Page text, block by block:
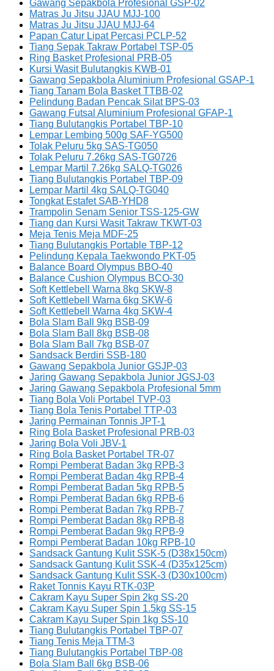
Gawang Sepakbola Profesional GSP-02
Matras Ju Jitsu JJAU MJJ-100
Matras Ju Jitsu JJAU MJJ-64
Papan Catur Lipat Percasi PCLP-52
Tiang Sepak Takraw Portabel TSP-05
Ring Basket Profesional PRB-05
Kursi Wasit Bulutangkis KWB-01
Gawang Sepakbola Aluminium Profesional GSAP-1
Tiang Tanam Bola Basket TTBB-02
Pelindung Badan Pencak Silat BPS-03
Gawang Futsal Aluminium Profesional GFAP-1
Tiang Bulutangkis Portabel TBP-10
Lempar Lembing 500g SAF-YG500
Tolak Peluru 5kg SAS-TG050
Tolak Peluru 7.26kg SAS-TG0726
Lempar Martil 7.26kg SALQ-TG026
Tiang Bulutangkis Portabel TBP-09
Lempar Martil 4kg SALQ-TG040
Tongkat Estafet SAB-YHD8
Trampolin Senam Senior TSS-125-GW
Tiang dan Kursi Wasit Takraw TKWT-03
Meja Tenis Meja MDF-25
Tiang Bulutangkis Portable TBP-12
Pelindung Kepala Taekwondo PKT-05
Balance Board Olympus BBO-40
Balance Cushion Olympus BCO-30
Soft Kettlebell Warna 8kg SKW-8
Soft Kettlebell Warna 6kg SKW-6
Soft Kettlebell Warna 4kg SKW-4
Bola Slam Ball 9kg BSB-09
Bola Slam Ball 8kg BSB-08
Bola Slam Ball 7kg BSB-07
Sandsack Berdiri SSB-180
Gawang Sepakbola Junior GSJP-03
Jaring Gawang Sepakbola Junior JGSJ-03
Jaring Gawang Sepakbola Profesional 5mm
Tiang Bola Voli Portabel TVP-03
Tiang Bola Tenis Portabel TTP-03
Jaring Permainan Tonnis JPT-1
Ring Bola Basket Profesional PRB-03
Jaring Bola Voli JBV-1
Ring Bola Basket Portabel TR-07
Rompi Pemberat Badan 3kg RPB-3
Rompi Pemberat Badan 4kg RPB-4
Rompi Pemberat Badan 5kg RPB-5
Rompi Pemberat Badan 6kg RPB-6
Rompi Pemberat Badan 7kg RPB-7
Rompi Pemberat Badan 8kg RPB-8
Rompi Pemberat Badan 9kg RPB-9
Rompi Pemberat Badan 10kg RPB-10
Sandsack Gantung Kulit SSK-5 (D38x150cm)
Sandsack Gantung Kulit SSK-4 (D35x125cm)
Sandsack Gantung Kulit SSK-3 (D30x100cm)
Raket Tonnis Kayu RTK-03P
Cakram Kayu Super Spin 2kg SS-20
Cakram Kayu Super Spin 1.5kg SS-15
Cakram Kayu Super Spin 1kg SS-10
Tiang Bulutangkis Portabel TBP-07
Tiang Tenis Meja TTM-3
Tiang Bulutangkis Portabel TBP-08
Bola Slam Ball 6kg BSB-06